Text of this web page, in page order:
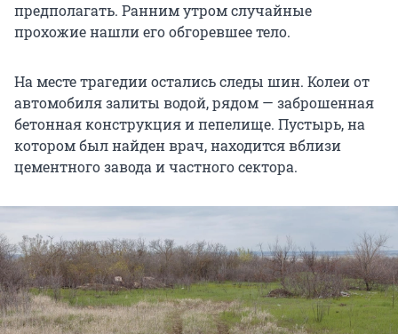
предполагать. Ранним утром случайные
прохожие нашли его обгоревшее тело.
На месте трагедии остались следы шин. Колеи от
автомобиля залиты водой, рядом — заброшенная
бетонная конструкция и пепелище. Пустырь, на
котором был найден врач, находится вблизи
цементного завода и частного сектора.